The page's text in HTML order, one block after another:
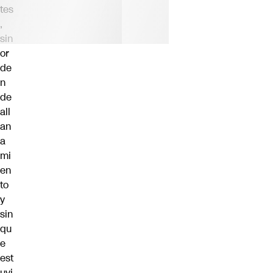
tes
,
sin
or
de
n
de
all
an
a
mi
en
to
y
sin
qu
e
est